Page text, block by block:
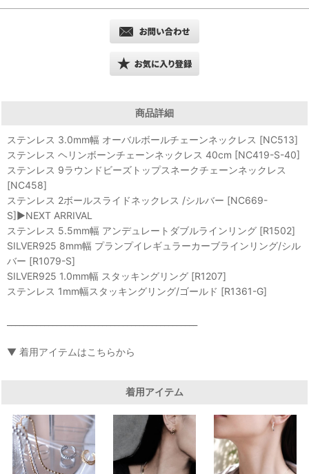
商品詳細
ステンレス 3.0mm幅 オーバルボールチェーンネックレス [NC513]
ステンレス ヘリンボーンチェーンネックレス 40cm [NC419-S-40]
ステンレス 9ラウンドビーズトップスネークチェーンネックレス
[NC458]
ステンレス 2ボールスライドネックレス /シルバー [NC669-
S]▶︎NEXT ARRIVAL
ステンレス 5.5mm幅 アンデュレートダブルラインリング [R1502]
SILVER925 8mm幅 プランプイレギュラーカーブラインリング/シル
バー [R1079-S]
SILVER925 1.0mm幅 スタッキングリング [R1207]
ステンレス 1mm幅スタッキングリング/ゴールド [R1361-G]
▼ 着用アイテムはこちらから
着用アイテム